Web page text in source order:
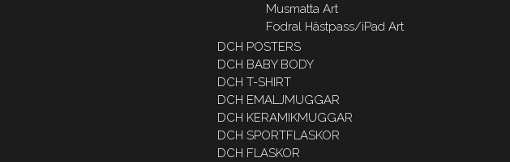
Musmatta Art
Fodral Hästpass/iPad Art
DCH POSTERS
DCH BABY BODY
DCH T-SHIRT
DCH EMALJMUGGAR
DCH KERAMIKMUGGAR
DCH SPORTFLASKOR
DCH FLASKOR